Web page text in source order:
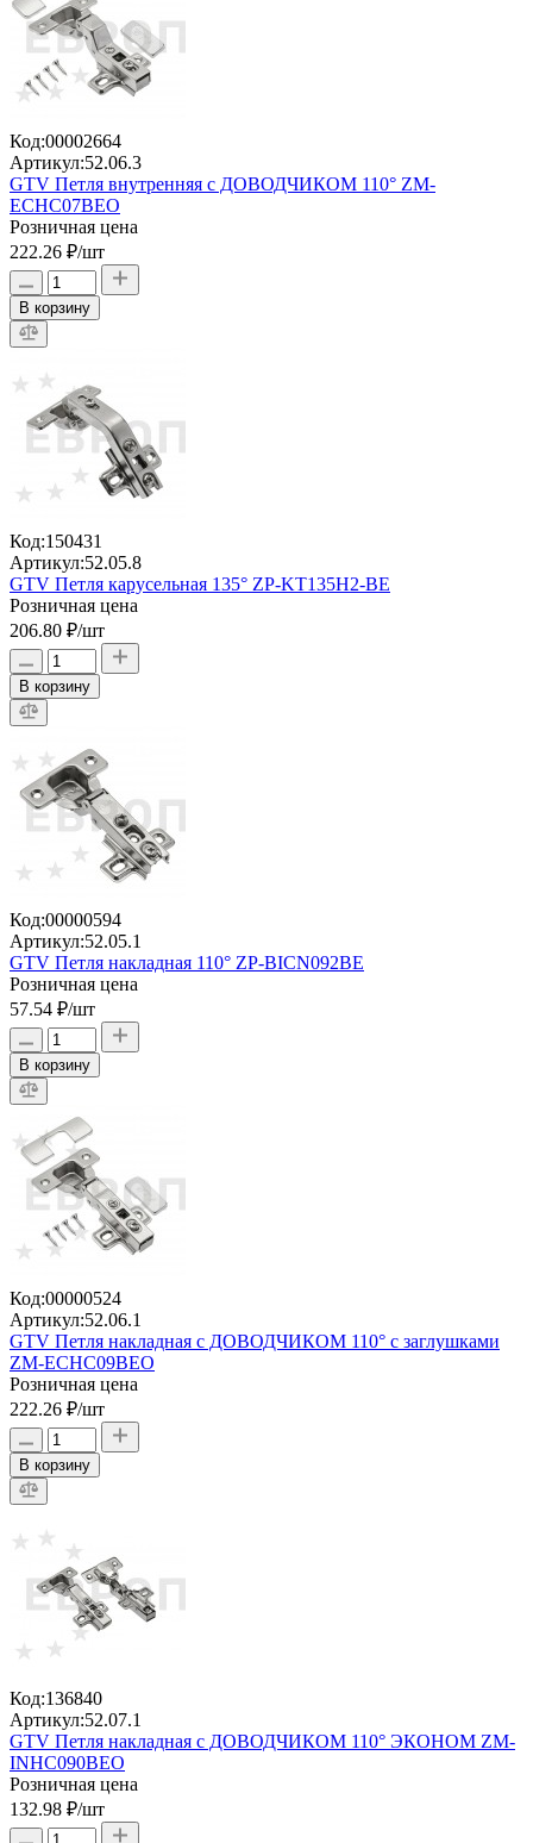
Код:00002664
Артикул:52.06.3
GTV Петля внутренняя с ДОВОДЧИКОМ 110° ZM-
ECHC07BEO
Розничная цена
222.26 ₽/шт
В корзину
Код:150431
Артикул:52.05.8
GTV Петля карусельная 135° ZP-KT135H2-BE
Розничная цена
206.80 ₽/шт
В корзину
Код:00000594
Артикул:52.05.1
GTV Петля накладная 110° ZP-BICN092BE
Розничная цена
57.54 ₽/шт
В корзину
Код:00000524
Артикул:52.06.1
GTV Петля накладная с ДОВОДЧИКОМ 110° с заглушками
ZM-ECHC09BEO
Розничная цена
222.26 ₽/шт
В корзину
Код:136840
Артикул:52.07.1
GTV Петля накладная с ДОВОДЧИКОМ 110° ЭКОНОМ ZM-
INHC090BEO
Розничная цена
132.98 ₽/шт